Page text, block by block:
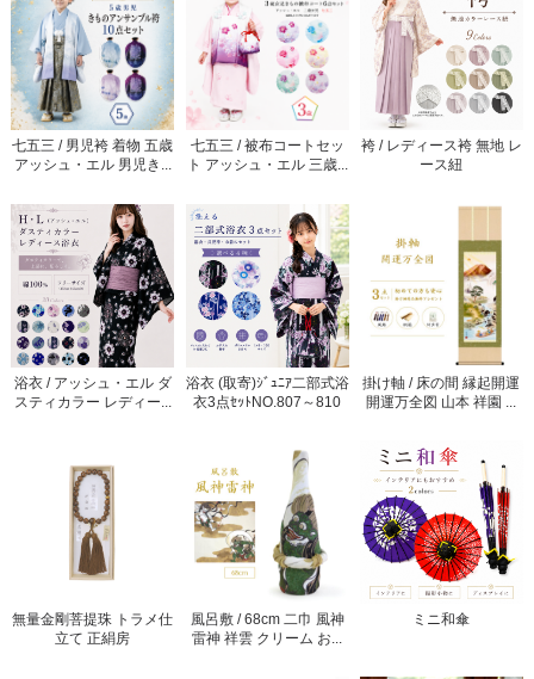
七五三 / 男児袴 着物 五歳
アッシュ・エル 男児き...
七五三 / 被布コートセッ
ト アッシュ・エル 三歳...
袴 / レディース袴 無地 レ
ース紐
浴衣 / アッシュ・エル ダ
スティカラー レディー...
浴衣 (取寄)ｼﾞｭﾆｱ二部式浴
衣3点ｾｯﾄNO.807～810
掛け軸 / 床の間 縁起開運
開運万全図 山本 祥園 ...
無量金剛菩提珠 トラメ仕
立て 正絹房
風呂敷 / 68cm 二巾 風神
雷神 祥雲 クリーム お...
ミニ和傘